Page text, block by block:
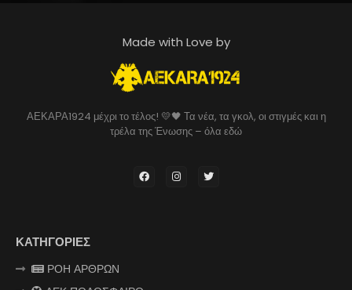
Made with Love by
ΑΕΚΑΡΑ1924 μέχρι το τέλος! 💛🖤 Τα νέα, τα γκολ, οι στιγμές και η
τρέλα της Ένωσης – όλα εδώ
ΚΑΤΗΓΟΡΙΕΣ
ΡΟΗ ΑΡΘΡΩΝ